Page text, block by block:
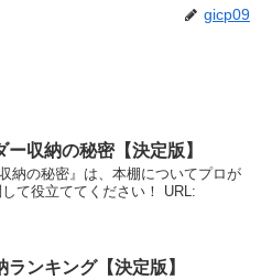
gicp09
収納の秘密【決定版】
納の秘密』は、本棚についてプロが
て役立ててください！ URL:
ンキング【決定版】